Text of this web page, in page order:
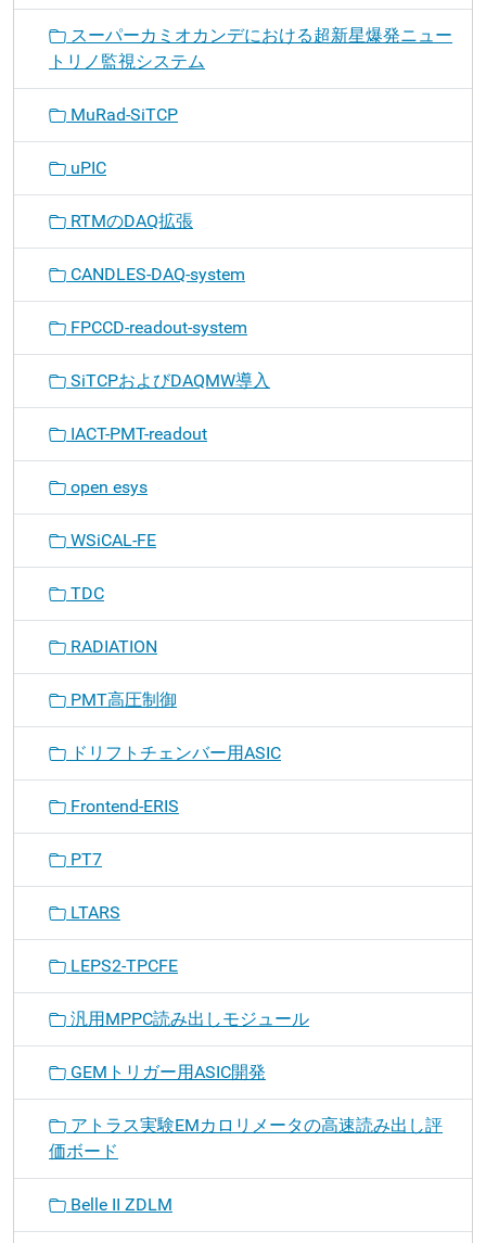
スーパーカミオカンデにおける超新星爆発ニュー
トリノ監視システム
MuRad-SiTCP
uPIC
RTMのDAQ拡張
CANDLES-DAQ-system
FPCCD-readout-system
SiTCPおよびDAQMW導入
IACT-PMT-readout
open esys
WSiCAL-FE
TDC
RADIATION
PMT高圧制御
ドリフトチェンバー用ASIC
Frontend-ERIS
PT7
LTARS
LEPS2-TPCFE
汎用MPPC読み出しモジュール
GEMトリガー用ASIC開発
アトラス実験EMカロリメータの高速読み出し評
価ボード
Belle II ZDLM